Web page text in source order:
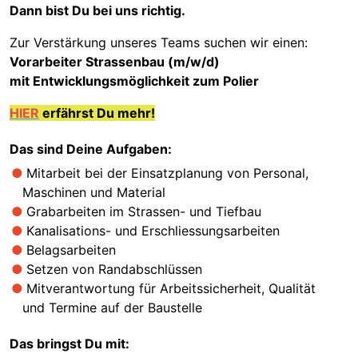
Dann bist Du bei uns richtig.
Zur Verstärkung unseres Teams suchen wir einen:
Vorarbeiter Strassenbau (m/w/d)
mit Entwicklungsmöglichkeit zum Polier
HIER erfährst Du mehr!
Das sind Deine Aufgaben:
Mitarbeit bei der Einsatzplanung von Personal,
Maschinen und Material
Grabarbeiten im Strassen- und Tiefbau
Kanalisations- und Erschliessungsarbeiten
Belagsarbeiten
Setzen von Randabschlüssen
Mitverantwortung für Arbeitssicherheit, Qualität
und Termine auf der Baustelle
Das bringst Du mit: